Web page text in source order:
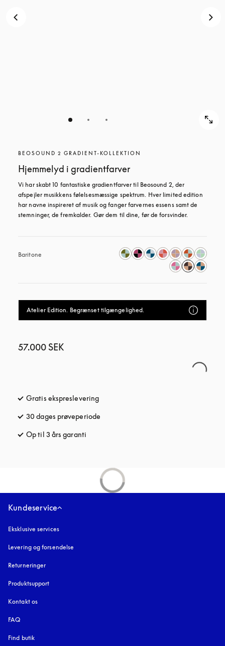
BEOSOUND 2 GRADIENT-KOLLEKTION
Hjemmelyd i gradientfarver
Vi har skabt 10 fantastiske gradientfarver til Beosound 2, der
afspejler musikkens følelsesmæssige spektrum. Hver limited edition
har navne inspireret af musik og fanger farvernes essens samt de
stemninger, de fremkalder. Gør dem til dine, før de forsvinder.
Baritone
Atelier Edition. Begrænset tilgængelighed.
57.000 SEK
Gratis ekspreslevering
30 dages prøveperiode
Op til 3 års garanti
Kundeservice
Eksklusive services
Levering og forsendelse
Returneringer
Produktsupport
Kontakt os
FAQ
Find butik